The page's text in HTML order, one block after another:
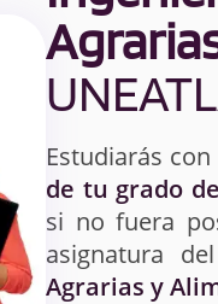
Estudiarás con
de tu grado
si no fuera
asignatura
Agrarias y